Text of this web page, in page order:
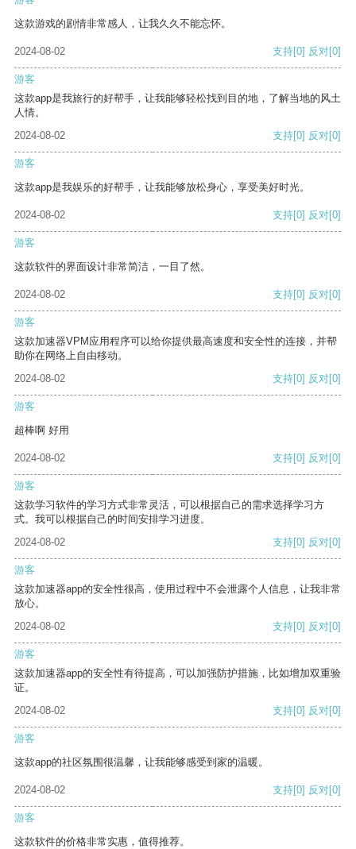
这款游戏的剧情非常感人，让我久久不能忘怀。
2024-08-02 支持[0] 反对[0]
游客
这款app是我旅行的好帮手，让我能够轻松找到目的地，了解当地的风土
人情。
2024-08-02
支持[0] 反对[0]
游客
这款app是我娱乐的好帮手，让我能够放松身心，享受美好时光。
2024-08-02 支持[0] 反对[0]
游客
这款软件的界面设计非常简洁，一目了然。
2024-08-02 支持[0] 反对[0]
游客
这款加速器VPM应用程序可以给你提供最高速度和安全性的连接，并帮
助你在网络上自由移动。
2024-08-02
支持[0] 反对[0]
游客
超棒啊 好用
2024-08-02 支持[0] 反对[0]
游客
这款学习软件的学习方式非常灵活，可以根据自己的需求选择学习方
式。我可以根据自己的时间安排学习进度。
2024-08-02
支持[0] 反对[0]
游客
这款加速器app的安全性很高，使用过程中不会泄露个人信息，让我非常
放心。
2024-08-02
支持[0] 反对[0]
游客
这款加速器app的安全性有待提高，可以加强防护措施，比如增加双重验
证。
2024-08-02
支持[0] 反对[0]
游客
这款app的社区氛围很温馨，让我能够感受到家的温暖。
2024-08-02 支持[0] 反对[0]
游客
这款软件的价格非常实惠，值得推荐。